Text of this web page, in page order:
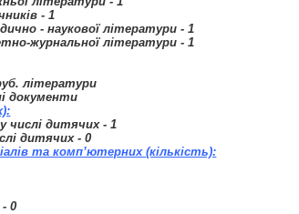
- 1
- наукової літератури - 1
журнальної літератури - 1
літератури
документи
числі дитячих - 1
дитячих - 0
та комп’ютерних (кількість):
0